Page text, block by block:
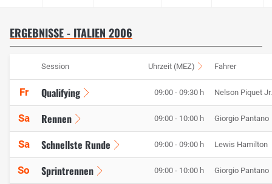
ERGEBNISSE - ITALIEN 2006
Session Uhrzeit (MEZ) Fahrer
Fr Qualifying 09:00 - 09:30 h Nelson Piquet Jr.
Sa Rennen 09:00 - 10:00 h Giorgio Pantano
Sa Schnellste Runde 09:00 - 09:00 h Lewis Hamilton
So Sprintrennen 09:00 - 10:00 h Giorgio Pantano